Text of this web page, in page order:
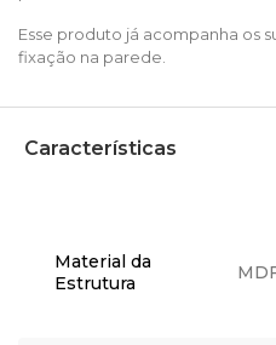
Esse produto já acompanha os
fixação na parede.
Características
Material da
Estrutura